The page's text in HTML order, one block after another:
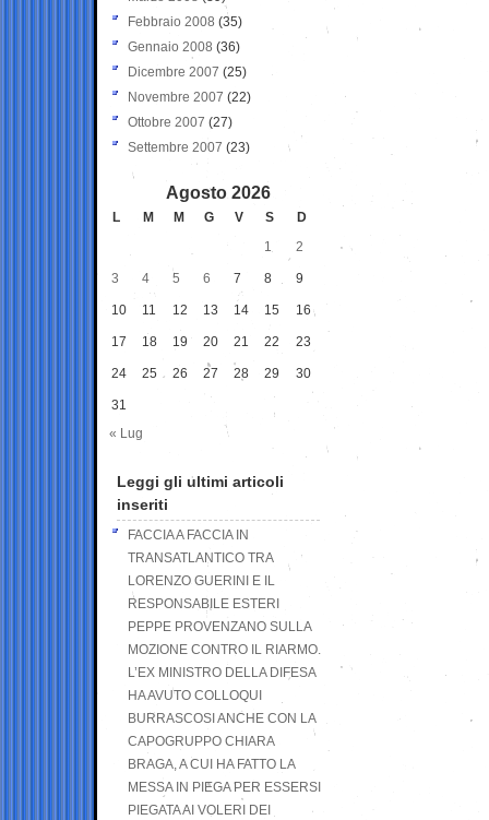
Febbraio 2008 (35)
Gennaio 2008 (36)
Dicembre 2007 (25)
Novembre 2007 (22)
Ottobre 2007 (27)
Settembre 2007 (23)
Agosto 2026
L M M G V S
D
1
2
3 4 5 6 7 8 9
10 11 12 13 14 15 16
17 18 19 20 21 22 23
24 25 26 27 28 29 30
31
« Lug
Leggi gli ultimi articoli
inseriti
FACCIA A FACCIA IN
TRANSATLANTICO TRA
LORENZO GUERINI E IL
RESPONSABILE ESTERI
PEPPE PROVENZANO SULLA
MOZIONE CONTRO IL RIARMO.
L’EX MINISTRO DELLA DIFESA
HA AVUTO COLLOQUI
BURRASCOSI ANCHE CON LA
CAPOGRUPPO CHIARA
BRAGA, A CUI HA FATTO LA
MESSA IN PIEGA PER ESSERSI
PIEGATA AI VOLERI DEI